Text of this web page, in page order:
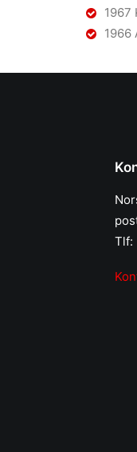
1967
1966
Tlf: